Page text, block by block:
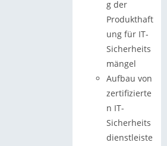
g der
Produkthaft
ung für IT-
Sicherheits
mängel
Aufbau von
zertifizierte
n IT-
Sicherheits
dienstleiste